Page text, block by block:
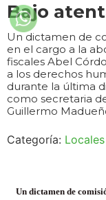
Bajo
Un dictamen de
en el cargo a la
fiscales Abel
a los derechos
durante la última
como secretaria
Guillermo
Categoría: Locales
Un dictamen de